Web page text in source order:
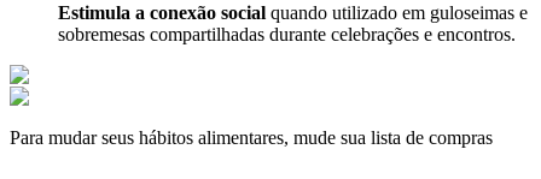
Estimula a conexão social quando utilizado em guloseimas e
sobremesas compartilhadas durante celebrações e encontros.
Para mudar seus hábitos alimentares, mude sua lista de compras